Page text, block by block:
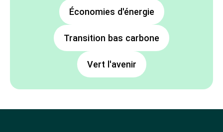
Économies d'énergie
Transition bas carbone
Vert l'avenir